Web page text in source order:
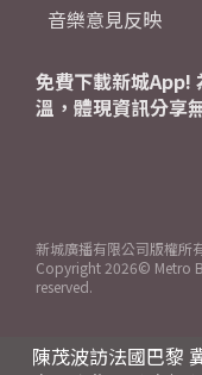
陳茂波訪法國巴黎
音樂意見反映
免費下載新城App!
溫，體現資訊分享
新城廣播有限公司版權所
Copyright 2026© Metro
reserved.